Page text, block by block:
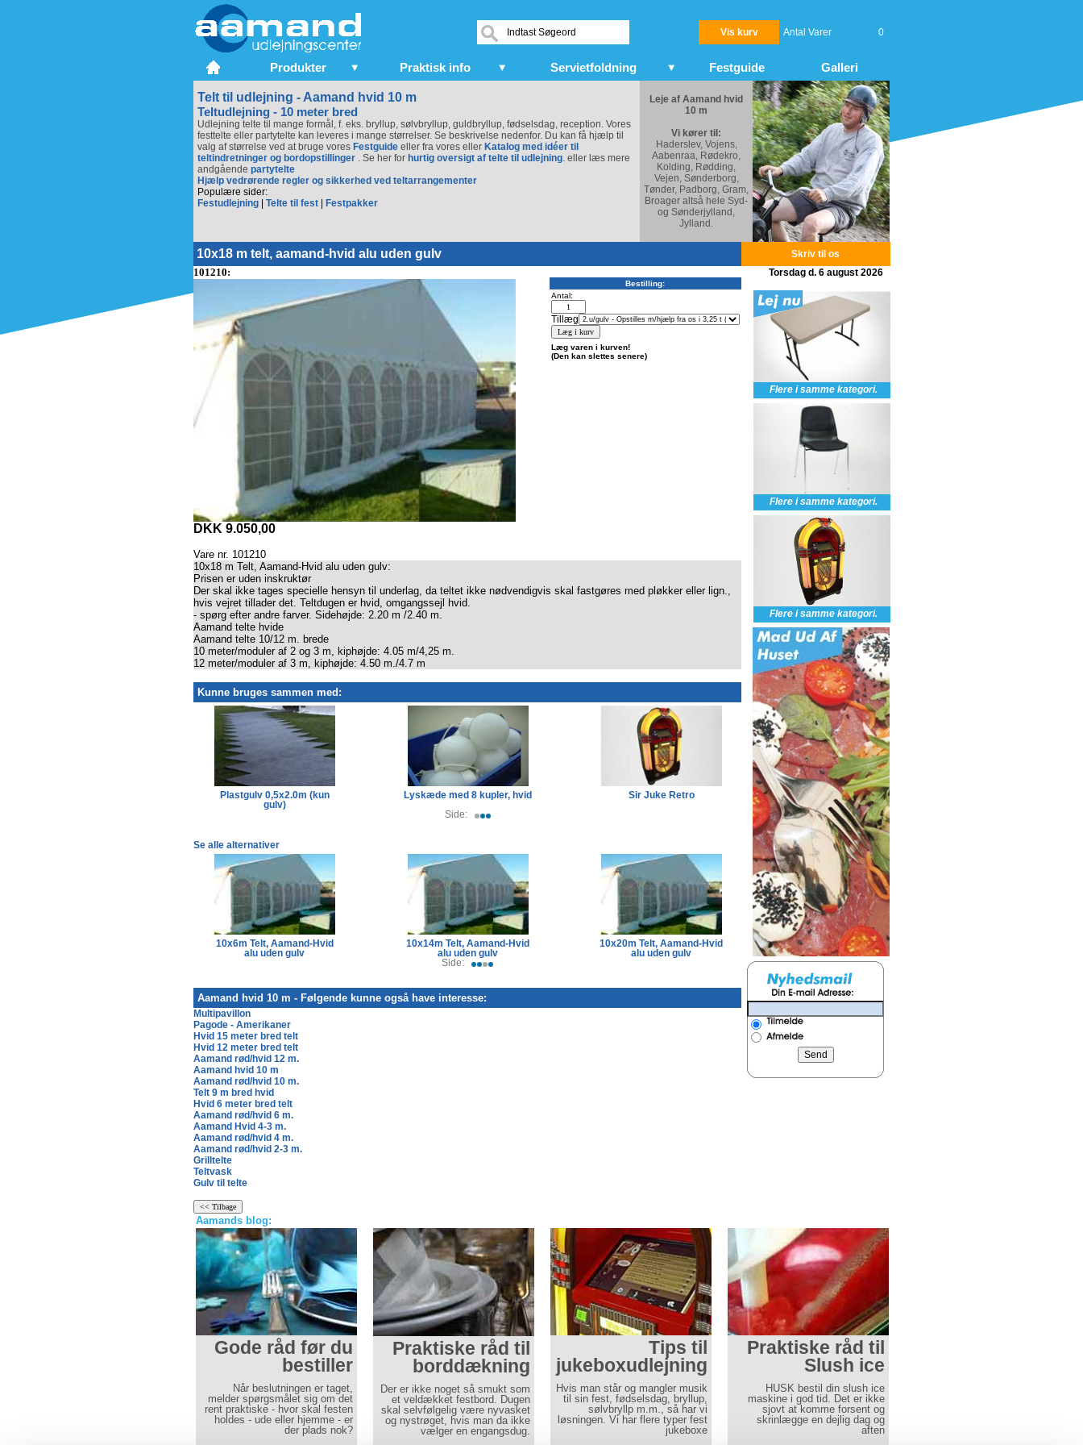
Vis kurv Antal Varer 0
Telt til udlejning - Aamand hvid 10 m
Teltudlejning - 10 meter bred
Udlejning telte til mange formål, f. eks. bryllup, sølvbryllup, guldbryllup, fødselsdag, reception. Vores
festtelte eller partytelte kan leveres i mange størrelser. Se beskrivelse nedenfor. Du kan få hjælp til
valg af størrelse ved at bruge vores Festguide eller fra vores eller Katalog med idéer til
teltindretninger og bordopstillinger . Se her for hurtig oversigt af telte til udlejning. eller læs mere
andgående partytelte
Hjælp vedrørende regler og sikkerhed ved teltarrangementer
Populære sider:
Festudlejning
Telte til fest Festpakker
Leje af Aamand hvid
10 m
Vi kører til:
Haderslev, Vojens,
Aabenraa, Rødekro,
Kolding, Rødding,
Vejen, Sønderborg,
Tønder, Padborg, Gram,
Broager altså hele Syd-
og Sønderjylland,
Jylland.
10x18 m telt, aamand-hvid alu uden gulv
101210:
Bestilling:
Antal:
Tillæg
Læg varen i kurven!
(Den kan slettes senere)
DKK 9.050,00
Vare nr. 101210
10x18 m Telt, Aamand-Hvid alu uden gulv:
Prisen er uden inskruktør
Der skal ikke tages specielle hensyn til underlag, da teltet ikke nødvendigvis skal fastgøres med pløkker eller lign.,
hvis vejret tillader det. Teltdugen er hvid, omgangssejl hvid.
- spørg efter andre farver. Sidehøjde: 2.20 m /2.40 m.
Aamand telte hvide
Aamand telte 10/12 m. brede
10 meter/moduler af 2 og 3 m, kiphøjde: 4.05 m/4,25 m.
12 meter/moduler af 3 m, kiphøjde: 4.50 m./4.7 m
Kunne bruges sammen med:
Se alle alternativer
Aamand hvid 10 m - Følgende kunne også have interesse:
Multipavillon
Pagode - Amerikaner
Hvid 15 meter bred telt
Hvid 12 meter bred telt
Aamand rød/hvid 12 m.
Aamand hvid 10 m
Aamand rød/hvid 10 m.
Telt 9 m bred hvid
Hvid 6 meter bred telt
Aamand rød/hvid 6 m.
Aamand Hvid 4-3 m.
Aamand rød/hvid 4 m.
Aamand rød/hvid 2-3 m.
Grilltelte
Teltvask
Gulv til telte
Skriv til os
Torsdag d. 6 august 2026
Flere i samme kategori.
Flere i samme kategori.
Flere i samme kategori.
Aamands blog:
Produkter Praktisk info Servietfoldning Festguide Galleri
10x6m Telt, Aamand-Hvid
alu uden gulv
10x14m Telt, Aamand-Hvid
alu uden gulv
10x20m Telt, Aamand-Hvid
alu uden gulv
10x27m Telt, Aamand-Hvid
alu uden gulv
Side:
Plastgulv 0,5x2.0m (kun
gulv)
Lyskæde med 8 kupler, hvid Sir Juke Retro
Kantinebord, 76x183 cm,
Lifetime
Side:
Gode råd før du
bestiller
Når beslutningen er taget,
melder spørgsmålet sig om det
rent praktiske - hvor skal festen
holdes - ude eller hjemme - er
der plads nok?
Praktiske råd til
borddækning
Der er ikke noget så smukt som
et veldækket festbord. Dugen
skal selvfølgelig være nyvasket
og nystrøget, hvis man da ikke
vælger en engangsdug.
Tips til
jukeboxudlejning
Hvis man står og mangler musik
til sin fest, fødselsdag, bryllup,
sølvbryllp m.m., så har vi
løsningen. Vi har flere typer fest
jukeboxe
Praktiske råd til
Slush ice
HUSK bestil din slush ice
maskine i god tid. Det er ikke
sjovt at komme forsent og
skrinlægge en dejlig dag og
aften